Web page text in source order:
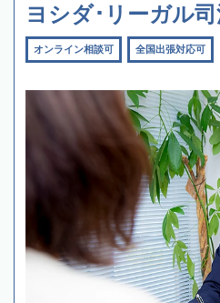
ヨシダ･リーガル
オンライン相談可 全国出張対応可